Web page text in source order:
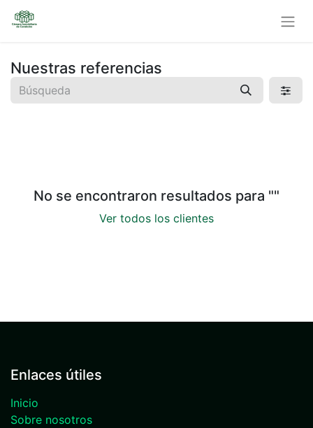
Nuestras referencias
No se encontraron resultados para ""
Ver todos los clientes
Enlaces útiles
Inicio
Sobre nosotros